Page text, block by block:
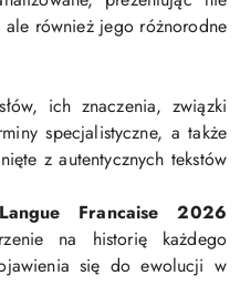
również jego różnorodne
ich znaczenia, związki
specjalistyczne, a także
z autentycznych tekstów
Francaise 2026
na historię każdego
się do ewolucji w